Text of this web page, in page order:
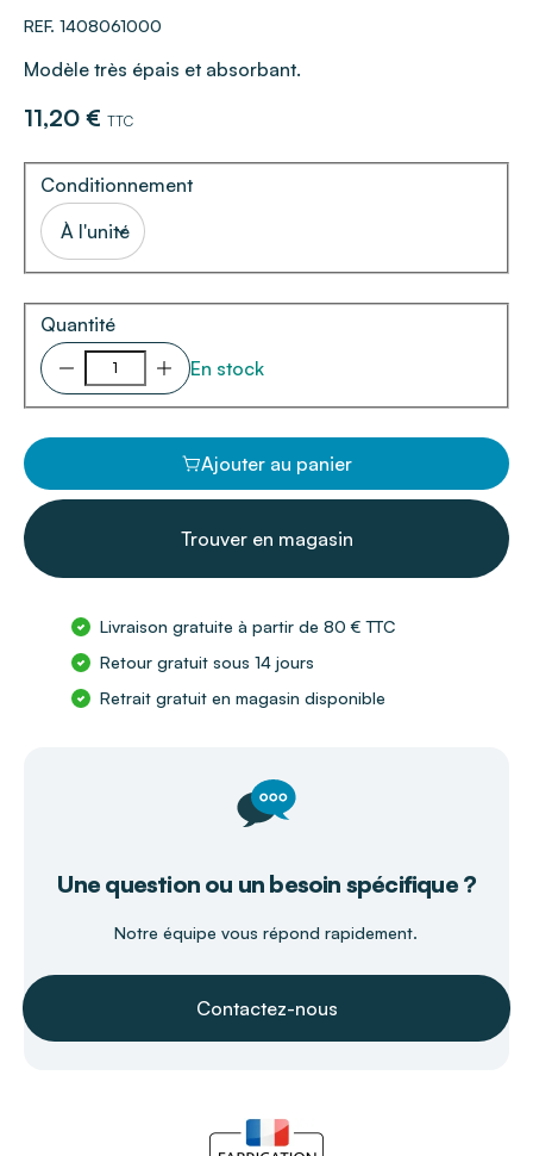
REF. 1408061000
Modèle très épais et absorbant.
11,20 € TTC
Conditionnement
À l'unité
Quantité
En stock
Ajouter au panier
Trouver en magasin
Livraison gratuite à partir de 80 € TTC
Retour gratuit sous 14 jours
Retrait gratuit en magasin disponible
Une question ou un besoin spécifique ?
Notre équipe vous répond rapidement.
Contactez-nous